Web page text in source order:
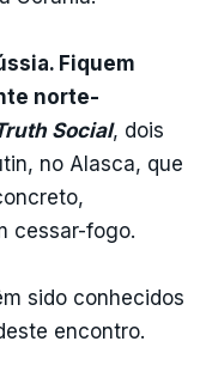
Fiquem
norte-
Social, dois
no Alasca, que
cessar-fogo.
sido conhecidos
encontro.